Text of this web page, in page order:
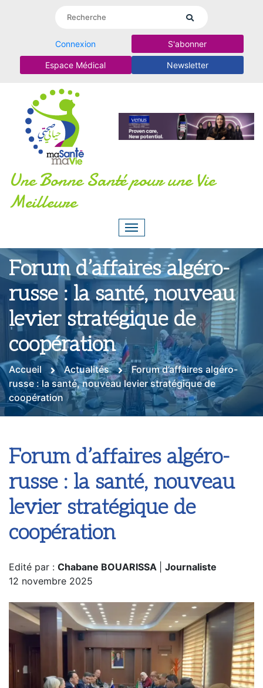
Connexion S'abonner
Espace Médical Newsletter
Une Bonne Santé pour une Vie
Meilleure
Forum d’affaires algéro-
russe : la santé, nouveau
levier stratégique de
coopération
Accueil Actualités
Forum d’affaires algéro-
russe : la santé, nouveau levier stratégique de
coopération
Forum d’affaires algéro-
russe : la santé, nouveau
levier stratégique de
coopération
Edité par : Chabane BOUARISSA
Journaliste
12 novembre 2025